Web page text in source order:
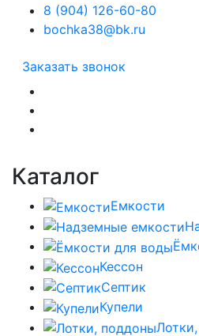
8 (904) 126-60-80
bochka38@bk.ru
Заказать звонок
Каталог
Емкости
Кессон
Септик
Купели